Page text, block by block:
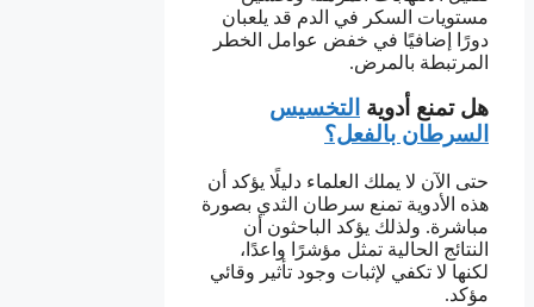
مستويات السكر في الدم قد يلعبان
دورًا إضافيًا في خفض عوامل الخطر
المرتبطة بالمرض.
هل تمنع أدوية التخسيس
السرطان بالفعل؟
حتى الآن لا يملك العلماء دليلًا يؤكد أن
هذه الأدوية تمنع سرطان الثدي بصورة
مباشرة. ولذلك يؤكد الباحثون أن
النتائج الحالية تمثل مؤشرًا واعدًا،
لكنها لا تكفي لإثبات وجود تأثير وقائي
مؤكد.